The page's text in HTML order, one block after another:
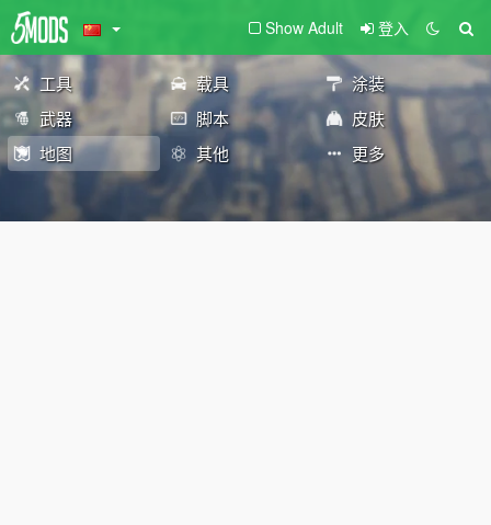
Show Adult 登入
工具 载具
涂装
武器
脚本
皮肤
地图
其他 更多